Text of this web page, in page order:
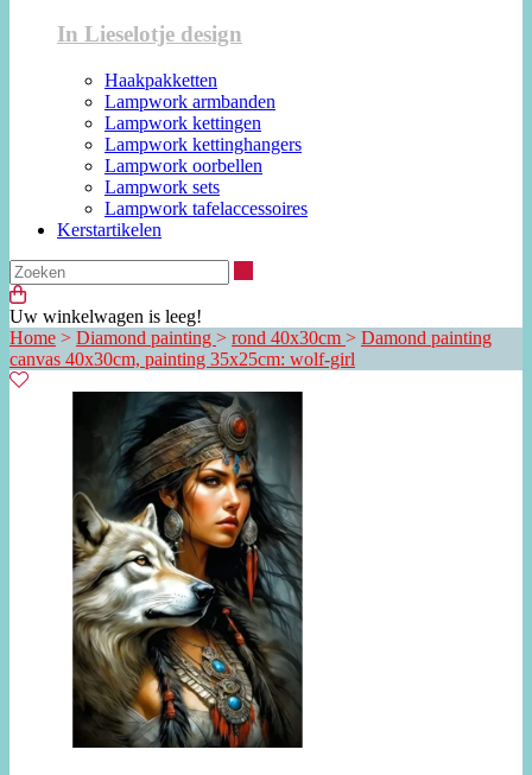
In Lieselotje design
Haakpakketten
Lampwork armbanden
Lampwork kettingen
Lampwork kettinghangers
Lampwork oorbellen
Lampwork sets
Lampwork tafelaccessoires
Kerstartikelen
Uw winkelwagen is leeg!
Home > Diamond painting > rond 40x30cm > Damond painting
canvas 40x30cm, painting 35x25cm: wolf-girl